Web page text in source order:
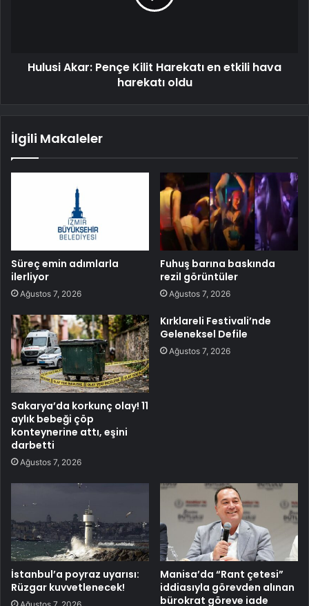
Hulusi Akar: Pençe Kilit Harekatı en etkili hava
harekatı oldu
İlgili Makaleler
Süreç emin adımlarla
ilerliyor
Ağustos 7, 2026
Fuhuş barına baskında
rezil görüntüler
Ağustos 7, 2026
Sakarya’da korkunç olay! 11
aylık bebeği çöp
konteynerine attı, eşini
darbetti
Ağustos 7, 2026
Kırklareli Festivali’nde
Geleneksel Defile
Ağustos 7, 2026
İstanbul’a poyraz uyarısı:
Rüzgar kuvvetlenecek!
Manisa’da “Rant çetesi”
iddiasıyla görevden alınan
bürokrat göreve iade